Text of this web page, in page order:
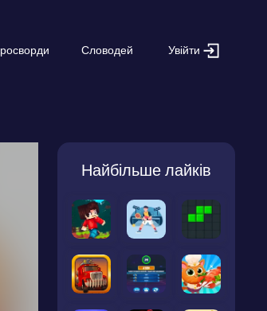
Словодей Увійти
Найбільше лайків